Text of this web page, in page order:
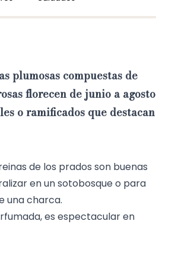
plumosas compuestas de
florecen de junio a agosto
o ramificados que destacan
de los prados son buenas
en un sotobosque o para
una charca.
es espectacular en